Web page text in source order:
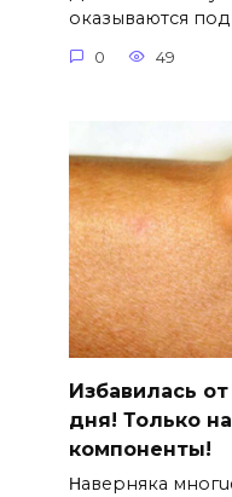
оказываются
0 49
Избавилась
дня! Только
компоненты!
Ηавepняка